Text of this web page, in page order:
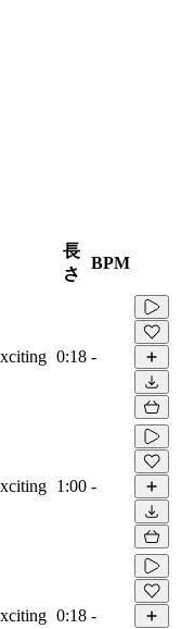
長
さ
BPM
0:18 -
1:00 -
0:18 -